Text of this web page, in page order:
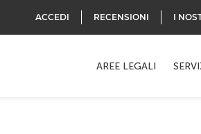
ACCEDI RECENSIONI I
AREE LEGALI